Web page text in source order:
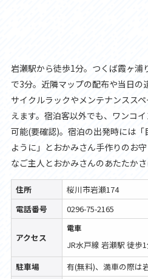
岩瀬駅から徒歩1分。つくば霞ヶ浦
で3分。近隣マップの配布や当日の
サイクルラックやメンテナンスス
えます。宿泊客以外でも、ワンコ
可能(要確認)。宿泊の出発時には
ように」とおかみさん手作りのお
なご主人とおかみさんのあたたかさ
住所
桜川市岩瀬174
電話番号
0296-75-2165
アクセス
電車
JR水戸線 岩瀬駅 徒歩
駐車場
有(無料)、満車の際は